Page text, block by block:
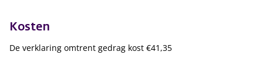
Kosten
De verklaring omtrent gedrag kost €41,35